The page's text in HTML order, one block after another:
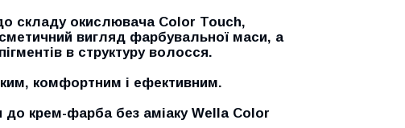
складу окислювача Color Touch,
вигляд фарбувальної маси, а
в структуру волосся.
комфортним і ефективним.
до крем-фарба без аміаку Wella Color